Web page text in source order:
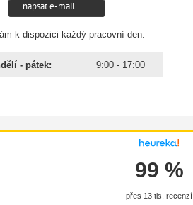
napsat e-mail
k dispozici každý pracovní den.
- pátek: 9:00 - 17:00
99 %
přes 13 tis. recenzí